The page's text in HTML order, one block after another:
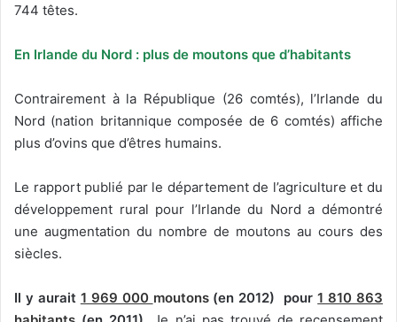
744 têtes.
En Irlande du Nord : plus de moutons que d’habitants
Contrairement à la République (26 comtés), l’Irlande du
Nord (nation britannique composée de 6 comtés) affiche
plus d’ovins que d’êtres humains.
Le rapport publié par le département de l’agriculture et du
développement rural pour l’Irlande du Nord a démontré
une augmentation du nombre de moutons au cours des
siècles.
Il y aurait 1 969 000 moutons(en 2012) pour1 810 863